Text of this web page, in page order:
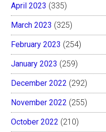
April 2023 (335)
March 2023 (325)
February 2023 (254)
January 2023 (259)
December 2022 (292)
November 2022 (255)
October 2022 (210)